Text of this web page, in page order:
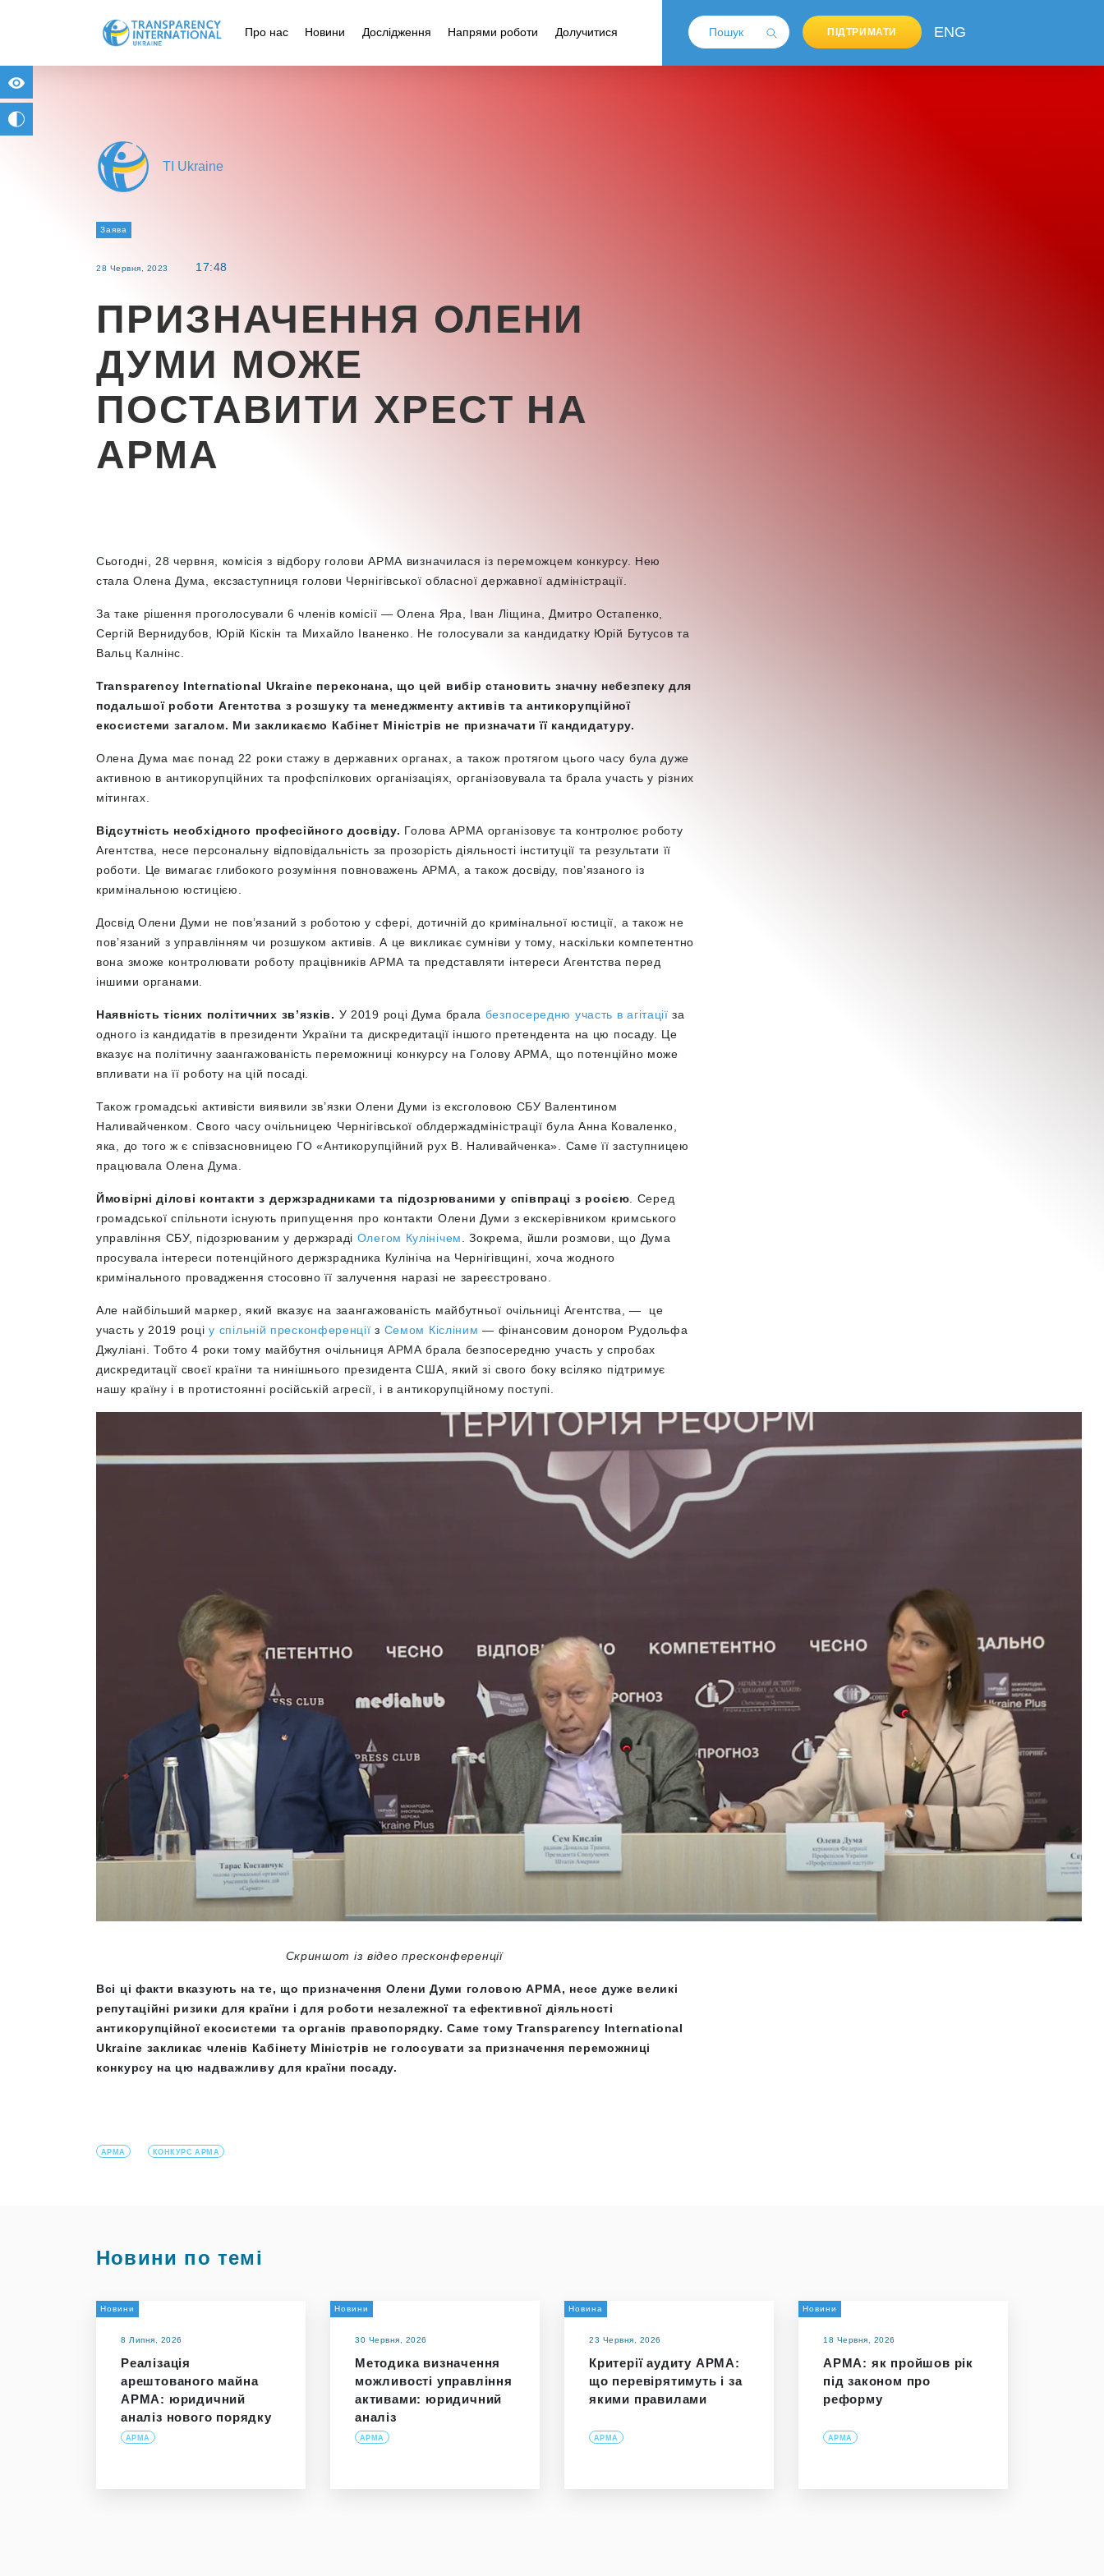
Про нас Новини Дослідження Напрями роботи Долучитися ПІДТРИМАТИ ENG
TI Ukraine
Заява
28 Червня, 2023 17:48
ПРИЗНАЧЕННЯ ОЛЕНИ
ДУМИ МОЖЕ
ПОСТАВИТИ ХРЕСТ НА
АРМА
Сьогодні, 28 червня, комісія з відбору голови АРМА визначилася із переможцем конкурсу. Нею
стала Олена Дума, ексзаступниця голови Чернігівської обласної державної адміністрації.
За таке рішення проголосували 6 членів комісії — Олена Яра, Іван Ліщина, Дмитро Остапенко,
Сергій Вернидубов, Юрій Кіскін та Михайло Іваненко. Не голосували за кандидатку Юрій Бутусов та
Вальц Калнінс.
Transparency International Ukraine переконана, що цей вибір становить значну небезпеку для
подальшої роботи Агентства з розшуку та менеджменту активів та антикорупційної
екосистеми загалом. Ми закликаємо Кабінет Міністрів не призначати її кандидатуру.
Олена Дума має понад 22 роки стажу в державних органах, а також протягом цього часу була дуже
активною в антикорупційних та профспілкових організаціях, організовувала та брала участь у різних
мітингах.
Відсутність необхідного професійного досвіду. Голова АРМА організовує та контролює роботу
Агентства, несе персональну відповідальність за прозорість діяльності інституції та результати її
роботи. Це вимагає глибокого розуміння повноважень АРМА, а також досвіду, повʼязаного із
кримінальною юстицією.
Досвід Олени Думи не повʼязаний з роботою у сфері, дотичній до кримінальної юстиції, а також не
повʼязаний з управлінням чи розшуком активів. А це викликає сумніви у тому, наскільки компетентно
вона зможе контролювати роботу працівників АРМА та представляти інтереси Агентства перед
іншими органами.
Наявність тісних політичних зв’язків. У 2019 році Дума брала безпосередню участь в агітації за
одного із кандидатів в президенти України та дискредитації іншого претендента на цю посаду. Це
вказує на політичну заангажованість переможниці конкурсу на Голову АРМА, що потенційно може
впливати на її роботу на цій посаді.
Також громадські активісти виявили зв’язки Олени Думи із ексголовою СБУ Валентином
Наливайченком. Свого часу очільницею Чернігівської облдержадміністрації була Анна Коваленко,
яка, до того ж є співзасновницею ГО «Антикорупційний рух В. Наливайченка». Саме її заступницею
працювала Олена Дума.
Ймовірні ділові контакти з держзрадниками та підозрюваними у співпраці з росією . Серед
громадської спільноти існують припущення про контакти Олени Думи з екскерівником кримського
управління СБУ, підозрюваним у держзраді Олегом Кулінічем
. Зокрема, йшли розмови, що Дума
просувала інтереси потенційного держзрадника Кулініча на Чернігівщині, хоча жодного
кримінального провадження стосовно її залучення наразі не зареєстровано.
Але найбільший маркер, який вказує на заангажованість майбутньої очільниці Агентства, — це
участь у 2019 роціу спільній пресконференції з Семом Кісліним — фінансовим донором Рудольфа
Джуліані. Тобто 4 роки тому майбутня очільниця АРМА брала безпосередню участь у спробах
дискредитації своєї країни та нинішнього президента США, який зі свого боку всіляко підтримує
нашу країну і в протистоянні російській агресії, і в антикорупційному поступі.
Скриншот із відео пресконференції
Всі ці факти вказують на те, що призначення Олени Думи головою АРМА, несе дуже великі
репутаційні ризики для країни і для роботи незалежної та ефективної діяльності
антикорупційної екосистеми та органів правопорядку. Саме тому Transparency International
Ukraine закликає членів Кабінету Міністрів не голосувати за призначення переможниці
конкурсу на цю надважливу для країни посаду.
АРМА КОНКУРС АРМА
Новини по темі
Новини
8 Липня, 2026
Реалізація
арештованого майна
АРМА: юридичний
аналіз нового порядку
АРМА
Новини
30 Червня, 2026
Методика визначення
можливості управління
активами: юридичний
аналіз
АРМА
Новина
23 Червня, 2026
Критерії аудиту АРМА:
що перевірятимуть і за
якими правилами
АРМА
Новини
18 Червня, 2026
АРМА: як пройшов рік
під законом про
реформу
АРМА